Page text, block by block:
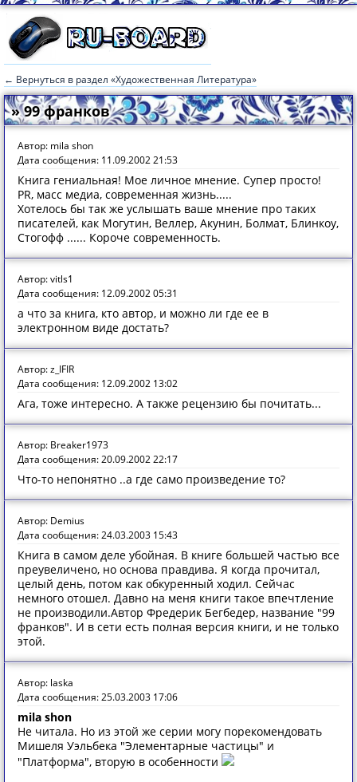
← Вернуться в раздел «Художественная Литература»
» 99 франков
Автор: mila shon
Дата сообщения: 11.09.2002 21:53
Книга гениальная! Мое личное мнение. Супер просто!
РR, масс медиа, современная жизнь.....
Хотелось бы так же услышать ваше мнение про таких
писателей, как Могутин, Веллер, Акунин, Болмат, Блинкоу,
Стогофф ...... Короче современность.
Автор: vitls1
Дата сообщения: 12.09.2002 05:31
а что за книга, кто автор, и можно ли где ее в
электронном виде достать?
Автор: z_IFIR
Дата сообщения: 12.09.2002 13:02
Ага, тоже интересно. А также рецензию бы почитать...
Автор: Breaker1973
Дата сообщения: 20.09.2002 22:17
Что-то непонятно ..а где само произведение то?
Автор: Demius
Дата сообщения: 24.03.2003 15:43
Книга в самом деле убойная. В книге большей частью все
преувеличено, но основа правдива. Я когда прочитал,
целый день, потом как обкуренный ходил. Сейчас
немного отошел. Давно на меня книги такое впечтление
не производили.Автор Фредерик Бегбедер, название "99
франков". И в сети есть полная версия книги, и не только
этой.
Автор: laska
Дата сообщения: 25.03.2003 17:06
mila shon
Не читала. Но из этой же серии могу порекомендовать
Мишеля Уэльбека "Элементарные частицы" и
"Платформа", вторую в особенности